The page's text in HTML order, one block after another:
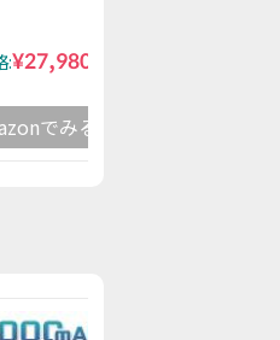
:¥27,980
でみる